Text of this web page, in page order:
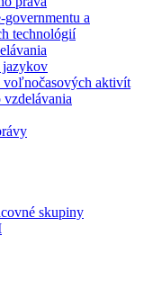
governmentu a
technológií
jazykov
voľnočasových aktivít
skupiny